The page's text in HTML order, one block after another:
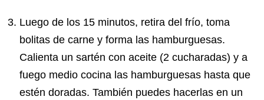
Luego de los 15 minutos, retira del frío, toma
bolitas de carne y forma las hamburguesas.
Calienta un sartén con aceite (2 cucharadas) y a
fuego medio cocina las hamburguesas hasta que
estén doradas. También puedes hacerlas en un